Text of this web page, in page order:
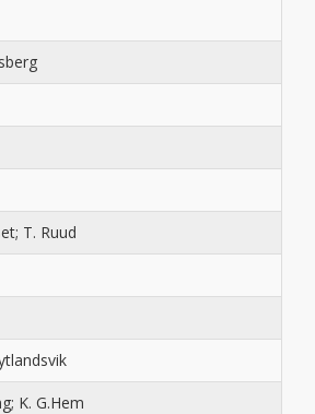
T. Ruud
K. G.Hem